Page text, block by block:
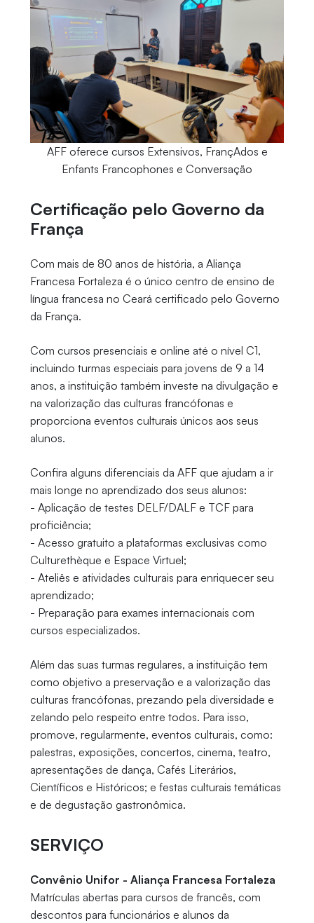
AFF oferece cursos Extensivos, FrançAdos e
Enfants Francophones e Conversação
Certificação pelo Governo da
França
Com mais de 80 anos de história, a Aliança
Francesa Fortaleza é o único centro de ensino de
língua francesa no Ceará certificado pelo Governo
da França.
Com cursos presenciais e online até o nível C1,
incluindo turmas especiais para jovens de 9 a 14
anos, a instituição também investe na divulgação e
na valorização das culturas francófonas e
proporciona eventos culturais únicos aos seus
alunos.
Confira alguns diferenciais da AFF que ajudam a ir
mais longe no aprendizado dos seus alunos:
- Aplicação de testes DELF/DALF e TCF para
proficiência;
- Acesso gratuito a plataformas exclusivas como
Culturethèque e Espace Virtuel;
- Ateliês e atividades culturais para enriquecer seu
aprendizado;
- Preparação para exames internacionais com
cursos especializados.
Além das suas turmas regulares, a instituição tem
como objetivo a preservação e a valorização das
culturas francófonas, prezando pela diversidade e
zelando pelo respeito entre todos. Para isso,
promove, regularmente, eventos culturais, como:
palestras, exposições, concertos, cinema, teatro,
apresentações de dança, Cafés Literários,
Científicos e Históricos; e festas culturais temáticas
e de degustação gastronômica.
SERVIÇO
Convênio Unifor - Aliança Francesa Fortaleza
Matrículas abertas para cursos de francês, com
descontos para funcionários e alunos da